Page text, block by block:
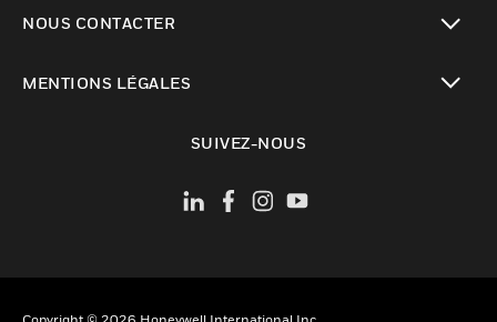
NOUS CONTACTER
MENTIONS LÉGALES
SUIVEZ-NOUS